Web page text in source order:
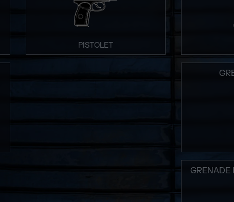
PISTOLET
GRENADE